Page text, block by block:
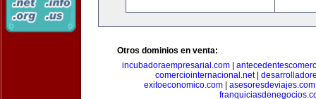
Otros dominios en venta:
incubadoraempresarial.com
comerciointernacional.net|
exitoeconomico.com| asesoresdeviajes.com